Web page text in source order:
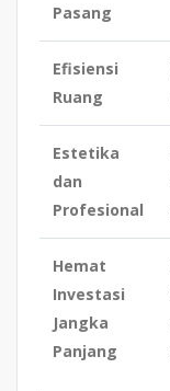
Pasang
Efisiensi
Ruang
Estetika
dan
Profesional
Hemat
Investasi
Jangka
Panjang